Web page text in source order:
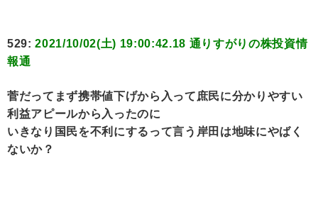
529:2021/10/02(土) 19:00:42.18 通りすがりの株投資情
報通
菅だってまず携帯値下げから入って庶民に分かりやすい
利益アピールから入ったのに
いきなり国民を不利にするって言う岸田は地味にやばく
ないか？